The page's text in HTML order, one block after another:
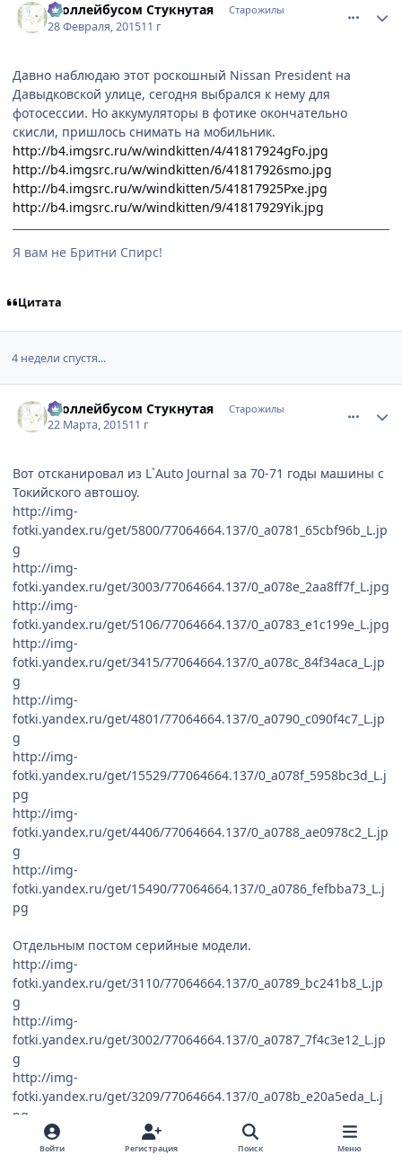
Троллейбусом Стукнутая Старожилы
28 Февраля, 201511 г
Давно наблюдаю этот роскошный Nissan President на
Давыдковской улице, сегодня выбрался к нему для
фотосессии. Но аккумуляторы в фотике окончательно
скисли, пришлось снимать на мобильник.
http://b4.imgsrc.ru/w/windkitten/4/41817924gFo.jpg
http://b4.imgsrc.ru/w/windkitten/6/41817926smo.jpg
http://b4.imgsrc.ru/w/windkitten/5/41817925Pxe.jpg
http://b4.imgsrc.ru/w/windkitten/9/41817929Yik.jpg
Я вам не Бритни Спирс!
Цитата
4 недели спустя...
Троллейбусом Стукнутая Старожилы
22 Марта, 201511 г
Вот отсканировал из L`Auto Journal за 70-71 годы машины с
Токийского автошоу.
http://img-
fotki.yandex.ru/get/5800/77064664.137/0_a0781_65cbf96b_L.jp
g
http://img-
fotki.yandex.ru/get/3003/77064664.137/0_a078e_2aa8ff7f_L.jpg
http://img-
fotki.yandex.ru/get/5106/77064664.137/0_a0783_e1c199e_L.jpg
http://img-
fotki.yandex.ru/get/3415/77064664.137/0_a078c_84f34aca_L.jp
g
http://img-
fotki.yandex.ru/get/4801/77064664.137/0_a0790_c090f4c7_L.jp
g
http://img-
fotki.yandex.ru/get/15529/77064664.137/0_a078f_5958bc3d_L.j
pg
http://img-
fotki.yandex.ru/get/4406/77064664.137/0_a0788_ae0978c2_L.jp
g
http://img-
fotki.yandex.ru/get/15490/77064664.137/0_a0786_fefbba73_L.j
pg
Отдельным постом серийные модели.
http://img-
fotki.yandex.ru/get/3110/77064664.137/0_a0789_bc241b8_L.jp
g
http://img-
fotki.yandex.ru/get/3002/77064664.137/0_a0787_7f4c3e12_L.jp
g
http://img-
fotki.yandex.ru/get/3209/77064664.137/0_a078b_e20a5eda_L.j
pg
http://img-
fotki.yandex.ru/get/15514/77064664.137/0_a0785_4320b09_L.j
Войти Регистрация Поиск Меню